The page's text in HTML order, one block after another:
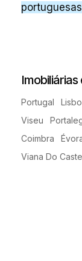
portuguesas
Imobiliárias
Portugal
Viseu
Coimbra
Viana Do